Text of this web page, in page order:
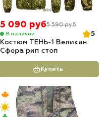
5 090 руб5 590 руб
В наличии
5
Костюм ТЕНЬ-1 Великан
Сфера рип стоп
Купить